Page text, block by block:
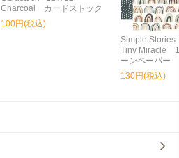
Charcoal カードストック
100円(税込)
Simple
Tiny Miracle
ーンペーパー
130円(税込)